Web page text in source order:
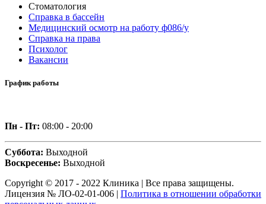
Стоматология
Справка в бассейн
Медицинский осмотр на работу ф086/у
Справка на права
Психолог
Вакансии
График работы
Пн - Пт: 08:00 - 20:00
Суббота: Выходной
Воскресенье: Выходной
Copyright © 2017 - 2022 Клиника | Все права защищены.
Лицензия № ЛО-02-01-006 | Политика в отношении обработки